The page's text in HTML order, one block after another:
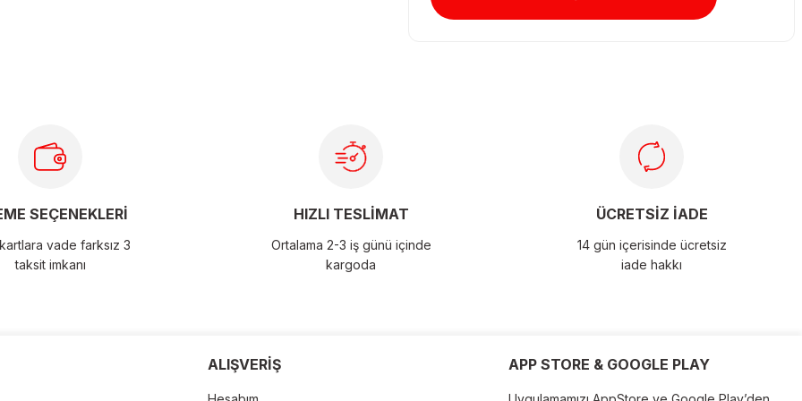
SEÇENEKLERİ
vade farksız 3
taksit imkanı
HIZLI TESLİMAT
Ortalama 2-3 iş günü içinde
kargoda
ÜCRETSİZ İADE
14 gün içerisinde ücretsiz
iade hakkı
ALIŞVERİŞ APP STORE & GOOGLE PLAY